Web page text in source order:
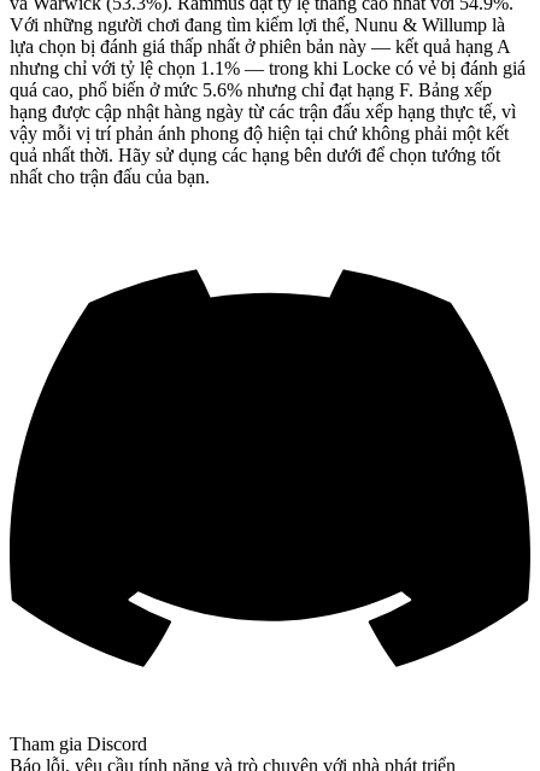
Với những người chơi đang tìm kiếm lợi thế, Nunu & Willump là
lựa chọn bị đánh giá thấp nhất ở phiên bản này — kết quả hạng A
nhưng chỉ với tỷ lệ chọn 1.1% — trong khi Locke có vẻ bị đánh giá
quá cao, phổ biến ở mức 5.6% nhưng chỉ đạt hạng F. Bảng xếp
hạng được cập nhật hàng ngày từ các trận đấu xếp hạng thực tế, vì
vậy mỗi vị trí phản ánh phong độ hiện tại chứ không phải một kết
quả nhất thời. Hãy sử dụng các hạng bên dưới để chọn tướng tốt
nhất cho trận đấu của bạn.
Tham gia Discord
Báo lỗi, yêu cầu tính năng và trò chuyện với nhà phát triển